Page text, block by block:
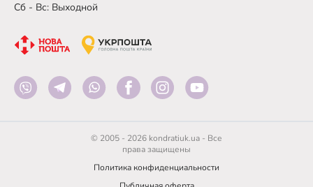
Сб - Вс: Выходной
© 2005 - 2026 kondratiuk.ua - Все
права защищены
Политика конфиденциальности